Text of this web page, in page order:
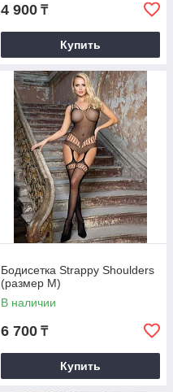
4 900 ₸
Купить
Бодисетка Strappy Shoulders
(размер М)
В наличии
6 700 ₸
Купить